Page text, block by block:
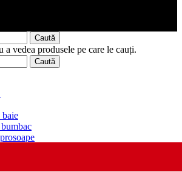
Caută
a vedea produsele pe care le cauți.
Caută
baie